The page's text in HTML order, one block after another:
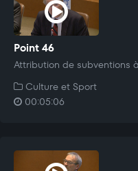
Point 46
Attribution de subventions
Culture et Sport
00:05:06